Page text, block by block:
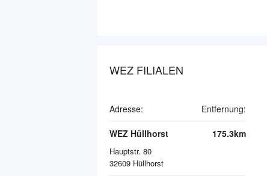
WEZ FILIALEN
Adresse: Entfernung:
WEZ Hüllhorst
Hauptstr. 80
32609 Hüllhorst
175.3km